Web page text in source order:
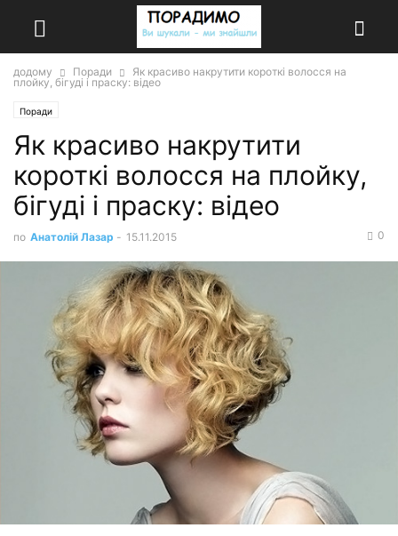
додому Поради
Як красиво накрутити короткі волосся на
плойку, бігуді і праску: відео
Поради
Як красиво накрутити
короткі волосся на плойку,
бігуді і праску: відео
по Анатолій Лазар - 15.11.2015 0